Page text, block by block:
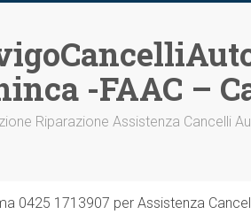
-FAAC –
Riparazione Assistenza Cancelli
0425 1713907 per Assistenza